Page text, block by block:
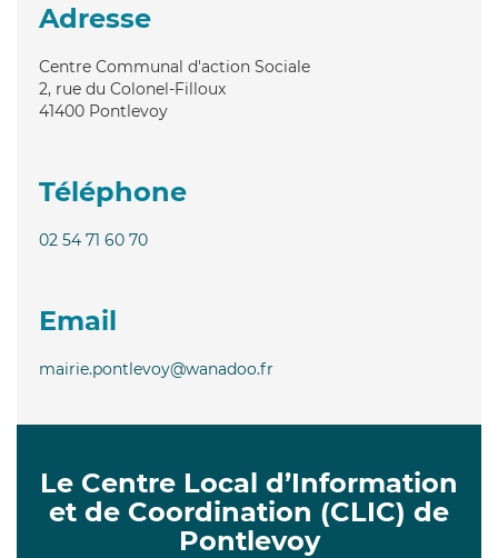
Adresse
Centre Communal d'action Sociale
2, rue du Colonel-Filloux
41400 Pontlevoy
Téléphone
02 54 71 60 70
Email
mairie.pontlevoy@wanadoo.fr
Le Centre Local d’Information
et de Coordination (CLIC) de
Pontlevoy